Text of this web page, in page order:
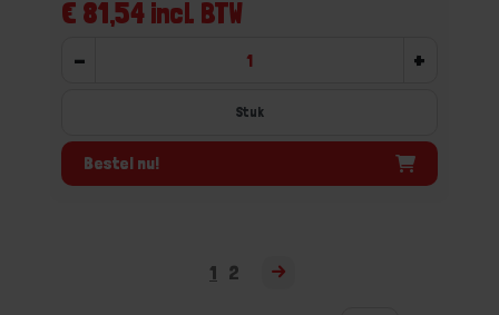
€ 81,54 incl. BTW
- +
Stuk
Bestel nu!
1 2